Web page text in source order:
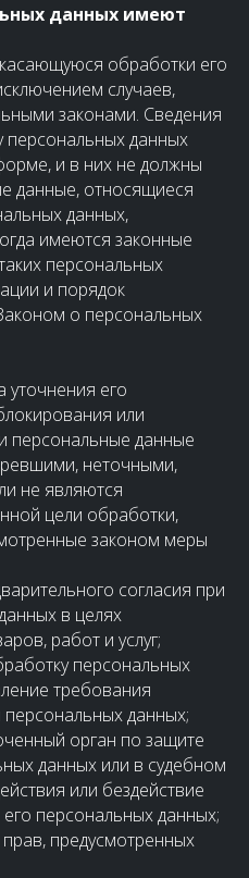
данных имеют
обработки его
случаев,
законами. Сведения
персональных данных
и в них не должны
данные, относящиеся
данных,
имеются законные
персональных
и порядок
о персональных
его
или
персональные данные
неточными,
не являются
цели обработки,
законом меры
согласия при
в целях
работ и услуг;
персональных
требования
данных;
орган по защите
данных или в судебном
или бездействие
персональных данных;
предусмотренных